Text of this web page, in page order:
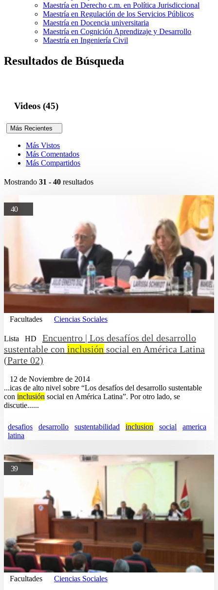
Maestría en Derecho c.m. en Política Jurisdiccional
Maestría en Regulación de los Servicios Públicos
Maestría en Docencia universitaria
Maestría en Cognición Aprendizaje y Desarrollo
Maestría en Ingeniería Civil
Resultados de Búsqueda
Videos (45)
Más Recientes
Más Vistos
Más Comentados
Más Compartidos
Mostrando 31 - 40 resultados
40
Facultades Ciencias Sociales
Lista HD
Encuentro | Los desafíos del desarrollo
sustentable con inclusión social en América Latina
(Parte 02)
12 de Noviembre de 2014
...icas de alto nivel sobre “Los desafíos del desarrollo sustentable
con inclusión social en América Latina”. Por otro lado, se
discutie......
desafios desarrollo sustentabilidad inclusion social
america
latina
39
Facultades Ciencias Sociales